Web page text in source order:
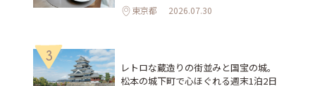
東京都 2026.07.30
3
レトロな蔵造りの街並みと国宝の城。
松本の城下町で心ほぐれる週末1泊2日